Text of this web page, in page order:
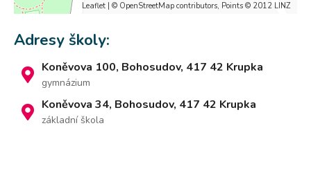
Leaflet | © OpenStreetMap contributors, Points © 2012 LINZ
Adresy školy:
Koněvova 100, Bohosudov, 417 42 Krupka
gymnázium
Koněvova 34, Bohosudov, 417 42 Krupka
základní škola